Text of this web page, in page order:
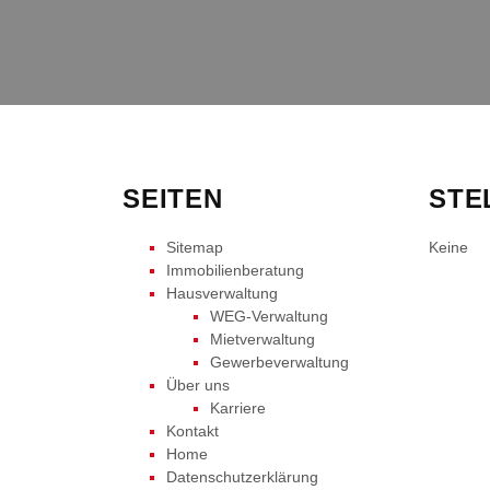
SEITEN
Sitemap
Immobilienberatung
Hausverwaltung
WEG-Verwaltung
Mietverwaltung
Gewerbeverwaltung
Über uns
Karriere
Kontakt
Home
Datenschutzerklärung
Keine